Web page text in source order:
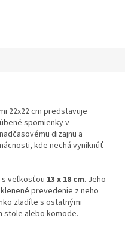
22x22 cm predstavuje
spomienky v
dizajnu a
kde nechá vyniknúť
veľkosťou 13 x 18 cm. Jeho
prevedenie z neho
zladíte s ostatnými
stole alebo komode.